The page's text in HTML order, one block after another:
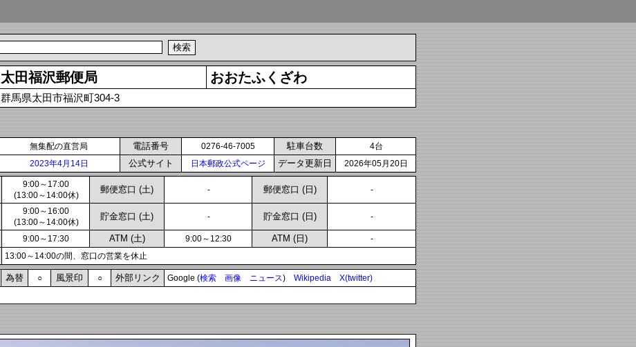
太田福沢郵便局 おおたふくざわ
群馬県太田市福沢町304-3
無集配の直営局 電話番号 0276-46-7005 駐車台数 4台
2023年4月14日 公式サイト 日本郵政公式ページ データ更新日 2026年05月20日
9:00～17:00
(13:00～14:00休)
郵便窓口 (土) - 郵便窓口 (日) -
9:00～16:00
(13:00～14:00休)
貯金窓口 (土) - 貯金窓口 (日) -
9:00～17:30 ATM (土) 9:00～12:30 ATM (日) -
13:00～14:00の間、窓口の営業を休止
為替 ○ 風景印 ○ 外部リンク Google (検索 画像 ニュース) Wikipedia X(twitter)